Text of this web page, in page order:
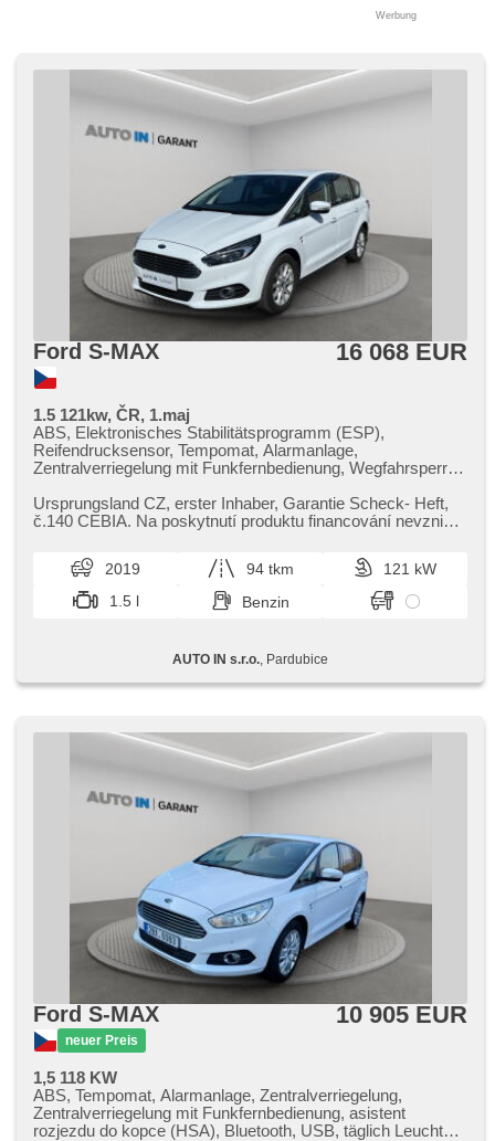
Werbung
Ford S-MAX 16 068 EUR
1.5 121kw, ČR, 1.maj
ABS, Elektronisches Stabilitätsprogramm (ESP),
Reifendrucksensor, Tempomat, Alarmanlage,
Zentralverriegelung mit Funkfernbedienung, Wegfahrsperre,
Anzeige, parkovací senzory zadní, ukazatel rychlostního
limitu (SLIF), asistent rozjezdu do kopce (HSA),
Beifahrerairbagdeaktivierung, isofix, Multifunktionslenkrad,
Lenkrad einstellbar, Bordcomputer, Teilbare Rücksitzbank,
beheizte Sitze, El. Klappspiegel, zatmavená zadní skla,
beheizte Frontscheibe
Ursprungsland CZ,​ erster Inhaber,​ Garantie Scheck​- Heft,​
č.140 CEBIA. Na poskytnutí produktu financování nevzniká
2019 94 tkm
121 kW
1.5 l
Benzin
AUTO IN s.r.o. , Pardubice
Ford S-MAX
neuer Preis
10 905 EUR
1,5 118 KW
ABS, Tempomat, Alarmanlage, Zentralverriegelung,
Zentralverriegelung mit Funkfernbedienung, asistent
rozjezdu do kopce (HSA), Bluetooth, USB, täglich Leuchten,